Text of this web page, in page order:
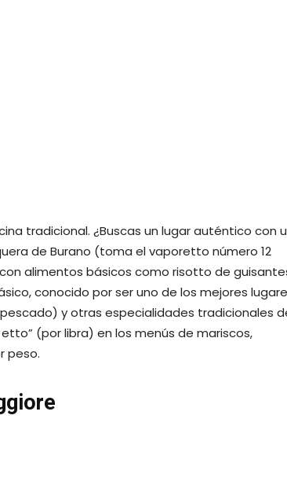
para las personas sin hogar
all’Amarone
planificar un viaje a Prosecco o Verona, tierra
de vinos locales y, en particular, vinos de
tiene cuatro opciones diferentes, cada una